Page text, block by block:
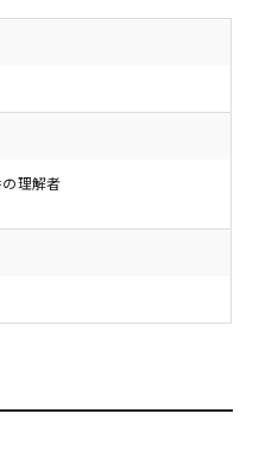
理解者